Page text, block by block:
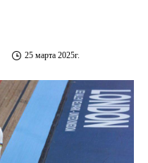
25 марта 2025г.